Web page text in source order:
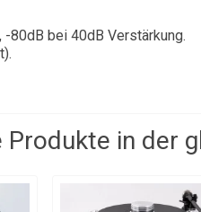
80dB bei 40dB Verstärkung.
Produkte in der